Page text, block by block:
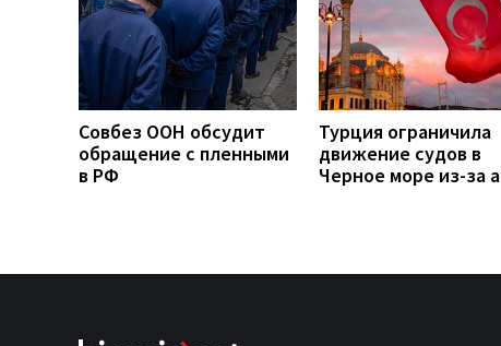
Совбез ООН обсудит
обращение с пленными
в РФ
Турция ограничила
движение судов в
Черное море из-за